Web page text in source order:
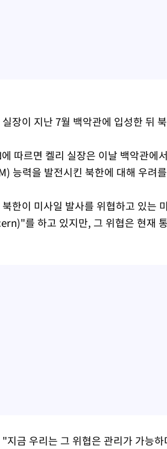
실장이 지난 7월 백악관에 입성한 뒤
따르면 켈리 실장은 이날 백악관에
능력을 발전시킨 북한에 대해 우려
북한이 미사일 발사를 위협하고 있는
를 하고 있지만, 그 위협은 현재
"지금 우리는 그 위협은 관리가 가능